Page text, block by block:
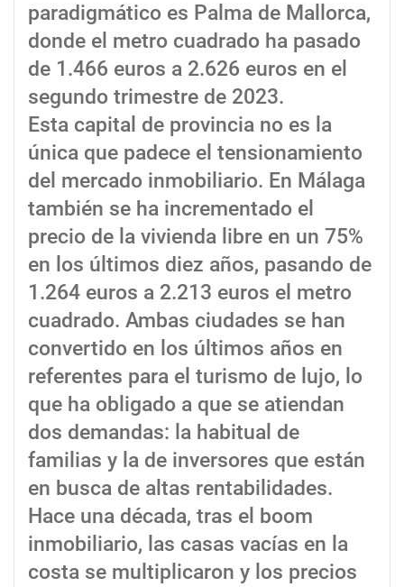
paradigmático es Palma de Mallorca,
donde el metro cuadrado ha pasado
de 1.466 euros a 2.626 euros en el
segundo trimestre de 2023.
Esta capital de provincia no es la
única que padece el tensionamiento
del mercado inmobiliario. En Málaga
también se ha incrementado el
precio de la vivienda libre en un 75%
en los últimos diez años, pasando de
1.264 euros a 2.213 euros el metro
cuadrado. Ambas ciudades se han
convertido en los últimos años en
referentes para el turismo de lujo, lo
que ha obligado a que se atiendan
dos demandas: la habitual de
familias y la de inversores que están
en busca de altas rentabilidades.
Hace una década, tras el boom
inmobiliario, las casas vacías en la
costa se multiplicaron y los precios